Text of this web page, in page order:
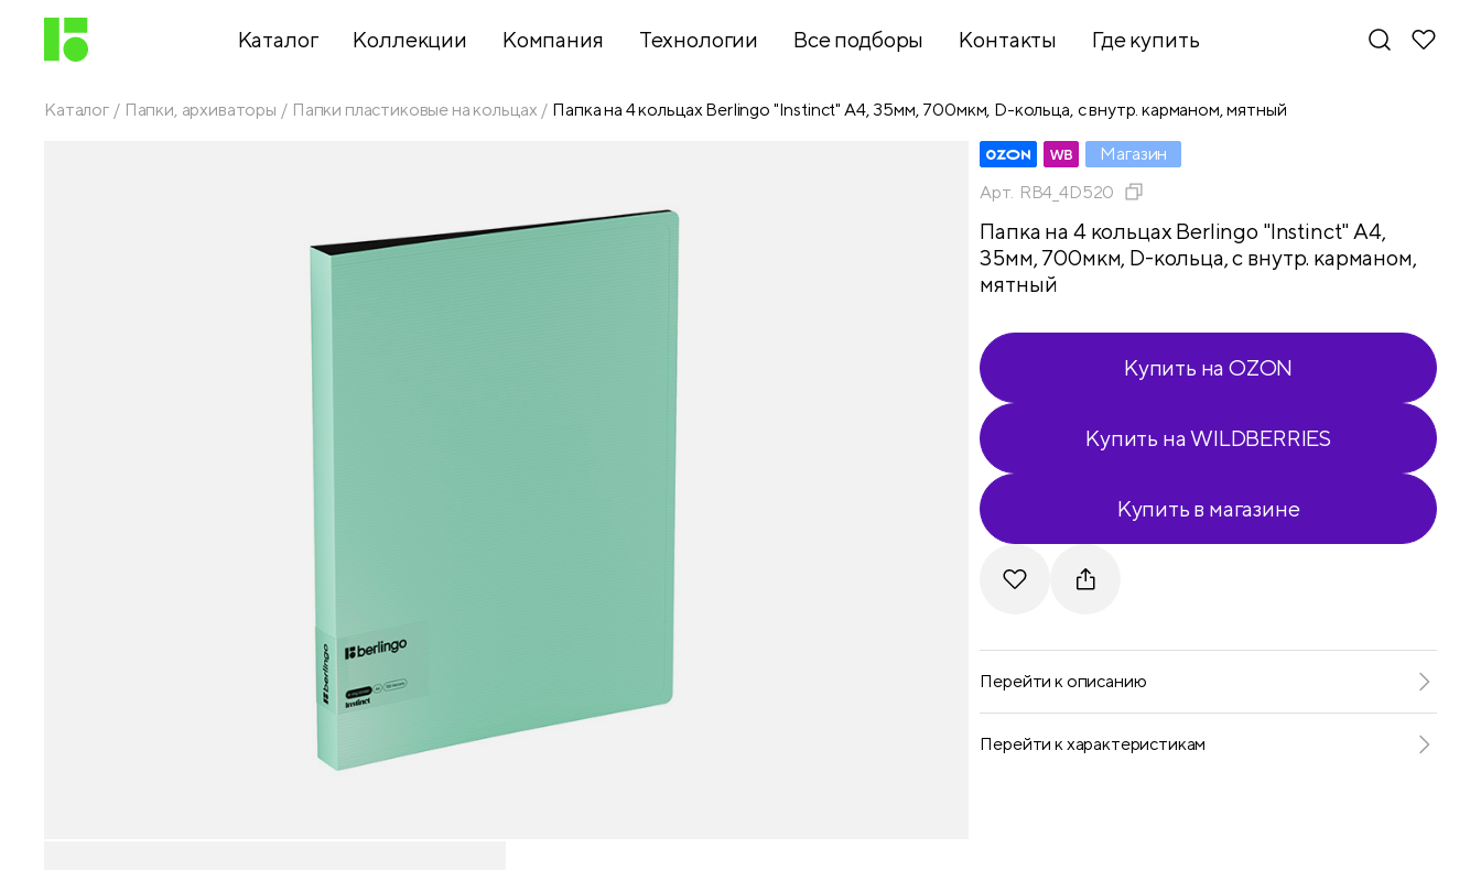
Каталог Коллекции Компания Технологии Все подборы Контакты Где купить
Каталог Папки, архиваторы Папки пластиковые на кольцах Папка на 4 кольцах Berlingo "Instinct" А4, 35мм, 700мкм, D-кольца, с внутр. карманом, мятный
Магазин
Арт. RB4_4D520
Папка на 4 кольцах Berlingo "Instinct" А4,
35мм, 700мкм, D-кольца, с внутр. карманом,
мятный
Купить на OZON
Купить на WILDBERRIES
Купить в магазине
Telegram
VKontakte
Перейти к описанию
Перейти к характеристикам